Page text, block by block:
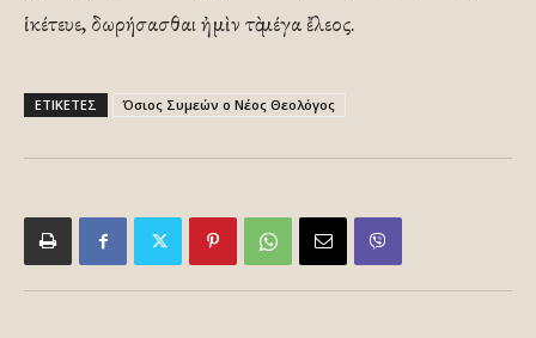
ἱκέτευε, δωρήσασθαι ἠμὶν τὸ μέγα ἔλεος.
ΕΤΙΚΕΤΕΣ Όσιος Συμεών ο Νέος Θεολόγος